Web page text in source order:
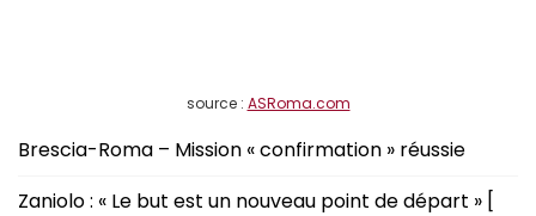
source : ASRoma.com
Brescia-Roma – Mission « confirmation » réussie
Zaniolo : « Le but est un nouveau point de départ » [